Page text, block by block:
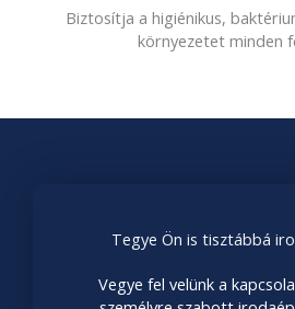
Biztosítja a higiénikus,
környezetet minden
Tegye Ön is tisztábbá
Vegye fel velünk a